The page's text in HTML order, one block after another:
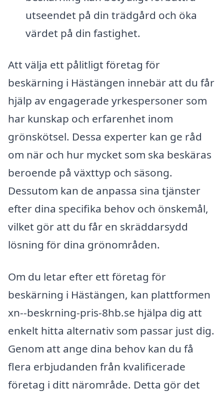
utseendet på din trädgård och öka
värdet på din fastighet.
Att välja ett pålitligt företag för
beskärning i Hästängen innebär att du får
hjälp av engagerade yrkespersoner som
har kunskap och erfarenhet inom
grönskötsel. Dessa experter kan ge råd
om när och hur mycket som ska beskäras
beroende på växttyp och säsong.
Dessutom kan de anpassa sina tjänster
efter dina specifika behov och önskemål,
vilket gör att du får en skräddarsydd
lösning för dina grönområden.
Om du letar efter ett företag för
beskärning i Hästängen, kan plattformen
xn--beskrning-pris-8hb.se hjälpa dig att
enkelt hitta alternativ som passar just dig.
Genom att ange dina behov kan du få
flera erbjudanden från kvalificerade
företag i ditt närområde. Detta gör det